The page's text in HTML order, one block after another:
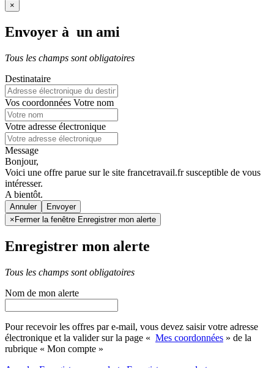
×
Envoyer à un ami
Tous les champs sont obligatoires
Destinataire
Vos coordonnées Votre nom
Votre adresse électronique
Message
Bonjour,
Voici une offre parue sur le site francetravail.fr susceptible de vous
intéresser.
A bientôt.
Annuler
× Fermer la fenêtre Enregistrer mon alerte
Enregistrer mon alerte
Tous les champs sont obligatoires
Nom de mon alerte
Pour recevoir les offres par e-mail, vous devez saisir votre adresse
électronique et la valider sur la page « Mes coordonnées » de la
rubrique « Mon compte »